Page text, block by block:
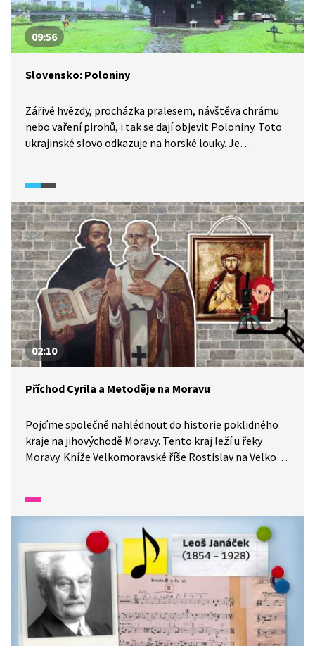
09:56
Slovensko: Poloniny
Zářivé hvězdy, procházka pralesem, návštěva chrámu
nebo vaření pirohů, i tak se dají objevit Poloniny. Toto
ukrajinské slovo odkazuje na horské louky. Je
zní liturgie ve staroslověnštině. Stále živá je tradice
psaní ikon, náboženských obrazů používaných
ve východních křesťanských církvích – pravoslavné
a řeckokatolické. Národní park Poloniny na pomezí
Slovenska, Polska a Ukrajiny z velké části pokrývají
bukové pralesy, nejcennější z nich jsou zapsány
na seznamu UNESCO.
02:10
Příchod Cyrila a Metoděje na Moravu
Pojďme společně nahlédnout do historie poklidného
kraje na jihovýchodě Moravy. Tento kraj leží u řeky
Moravy. Kníže Velkomoravské říše Rostislav na Velkou